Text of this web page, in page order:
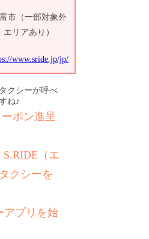
市（一部対象外
エリアあり）
www.sride.jp/jp/
クシーが呼べ
ね♪
ポン進呈
（エ
クシーを
アプリを始